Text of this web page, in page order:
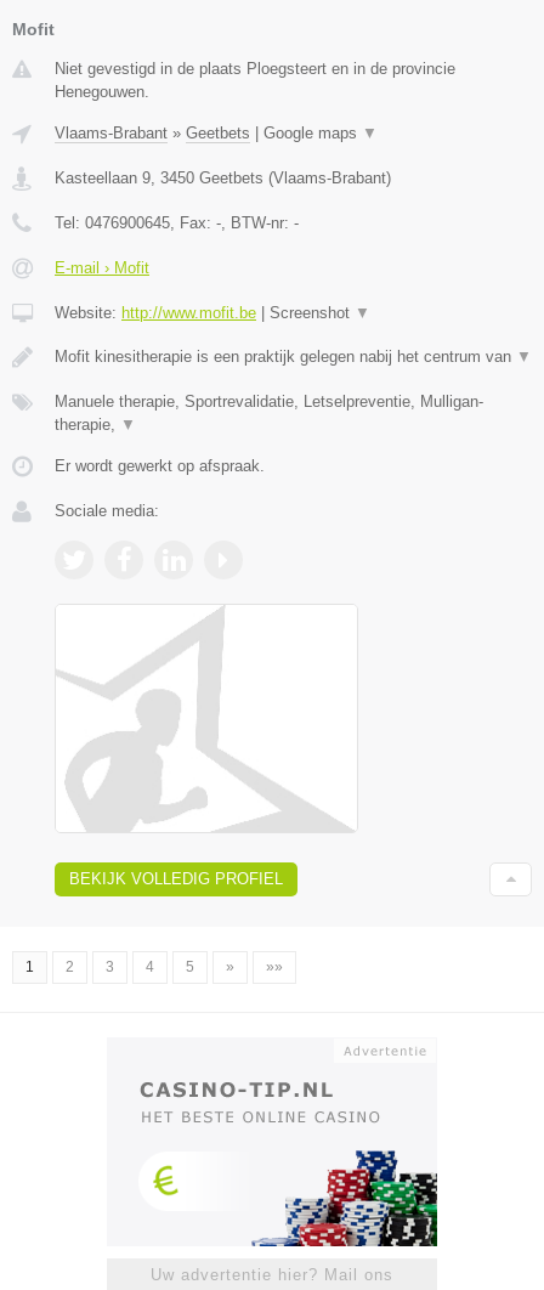
Mofit
Niet gevestigd in de plaats Ploegsteert en in de provincie
Henegouwen.
Vlaams-Brabant » Geetbets | Google maps ▼
Kasteellaan 9 3450 Geetbets (Vlaams-Brabant)
Tel: 0476900645 , Fax: - , BTW-nr: -
E-mail › Mofit
Website: http://www.mofit.be | Screenshot ▼
Mofit kinesitherapie is een praktijk gelegen nabij het centrum van ▼
Manuele therapie, Sportrevalidatie, Letselpreventie, Mulligan-
therapie,
▼
Er wordt gewerkt op afspraak.
Sociale media:
BEKIJK VOLLEDIG PROFIEL
1 2 3 4 5 » »»
Uw advertentie hier? Mail ons